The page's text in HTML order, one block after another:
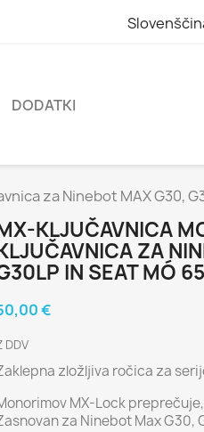
DODATKI
za Ninebot MAX G30,
KLJUČAVNICA
ZA
IN SEAT MÓ 65
€
DDV
zložljiva ročica za
MX-Lock
za Ninebot Max G30,